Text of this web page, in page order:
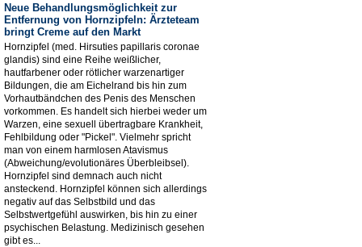
Neue Behandlungsmöglichkeit zur
Entfernung von Hornzipfeln: Ärzteteam
bringt Creme auf den Markt
Hornzipfel (med. Hirsuties papillaris coronae
glandis) sind eine Reihe weißlicher,
hautfarbener oder rötlicher warzenartiger
Bildungen, die am Eichelrand bis hin zum
Vorhautbändchen des Penis des Menschen
vorkommen. Es handelt sich hierbei weder um
Warzen, eine sexuell übertragbare Krankheit,
Fehlbildung oder "Pickel". Vielmehr spricht
man von einem harmlosen Atavismus
(Abweichung/evolutionäres Überbleibsel).
Hornzipfel sind demnach auch nicht
ansteckend. Hornzipfel können sich allerdings
negativ auf das Selbstbild und das
Selbstwertgefühl auswirken, bis hin zu einer
psychischen Belastung. Medizinisch gesehen
gibt es...